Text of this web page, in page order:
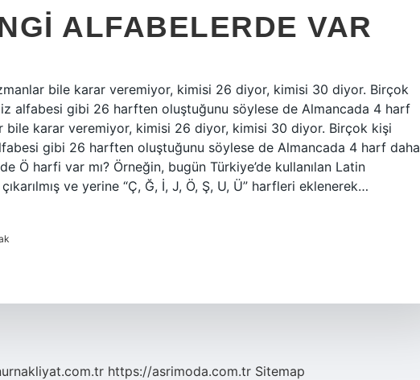
ALFABELERDE VAR
bile karar veremiyor, kimisi 26 diyor, kimisi 30 diyor. Birçok
alfabesi gibi 26 harften oluştuğunu söylese de Almancada 4 harf
bile karar veremiyor, kimisi 26 diyor, kimisi 30 diyor. Birçok kişi
gibi 26 harften oluştuğunu söylese de Almancada 4 harf daha
Ö harfi var mı? Örneğin, bugün Türkiye’de kullanılan Latin
ve yerine “Ç, Ğ, İ, J, Ö, Ş, U, Ü” harfleri eklenerek…
https://asrimoda.com.tr Sitemap